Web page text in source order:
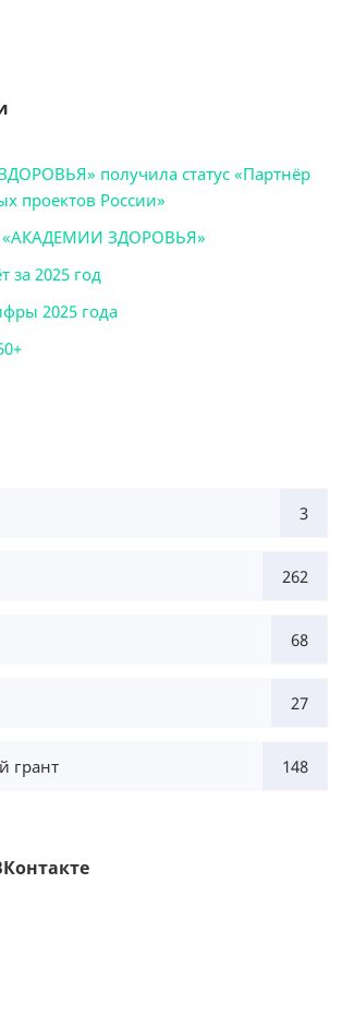
получила статус «Партнёр
проектов России»
«АКАДЕМИИ ЗДОРОВЬЯ»
за 2025 год
2025 года
3
262
68
27
грант 148